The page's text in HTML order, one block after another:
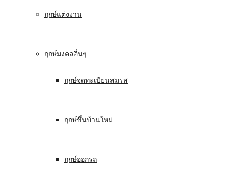
ฤกษ์แต่งงาน
ฤกษ์มงคลอื่นๆ
ฤกษ์จดทะเบียนสมรส
ฤกษ์ขึ้นบ้านใหม่
ฤกษ์ออกรถ